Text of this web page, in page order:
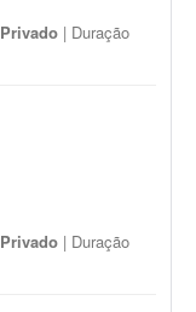
Privado | Duração
Privado | Duração